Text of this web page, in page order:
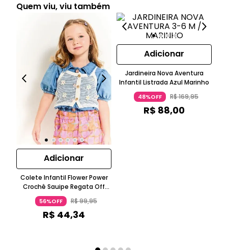
Quem viu, viu também
Adicionar
Colete Infantil Flower Power
Crochê Sauipe Regata Off
White
56%OFF R$99,95
R$ 44,34
Adicionar
Jardineira Nova Aventura
Infantil Listrada Azul Marinho
48%OFF R$169,95
R$ 88,00